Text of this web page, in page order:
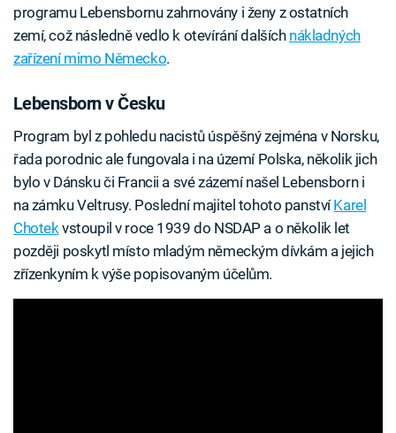
programu Lebensbornu zahrnovány i ženy z ostatních
zemí, což následně vedlo k otevírání dalších nákladných
zařízení mimo Německo.
Lebensborn v Česku
Program byl z pohledu nacistů úspěšný zejména v Norsku,
řada porodnic ale fungovala i na území Polska, několik jich
bylo v Dánsku či Francii a své zázemí našel Lebensborn i
na zámku Veltrusy. Poslední majitel tohoto panstvíKarel
Chotekvstoupil v roce 1939 do NSDAP a o několik let
později poskytl místo mladým německým dívkám a jejich
zřízenkyním k výše popisovaným účelům.